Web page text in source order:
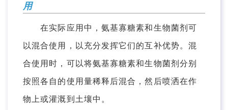
用
在实际应用中，氨基寡糖素和生物菌剂可
以混合使用，以充分发挥它们的互补优势。混
合使用时，可以将氨基寡糖素和生物菌剂分别
按照各自的使用量稀释后混合，然后喷洒在作
物上或灌溉到土壤中。